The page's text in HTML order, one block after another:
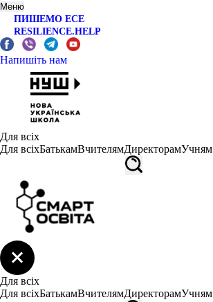
Меню
ПИШЕМО ЕСЕ
RESILIENCE.HELP
Напишіть нам
Для всіх
Для всіхБатькамВчителямДиректорамУчням
Для всіх
Для всіхБатькамВчителямДиректорамУчням